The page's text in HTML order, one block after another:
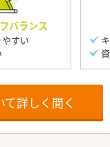
バランス
すい
詳しく聞く